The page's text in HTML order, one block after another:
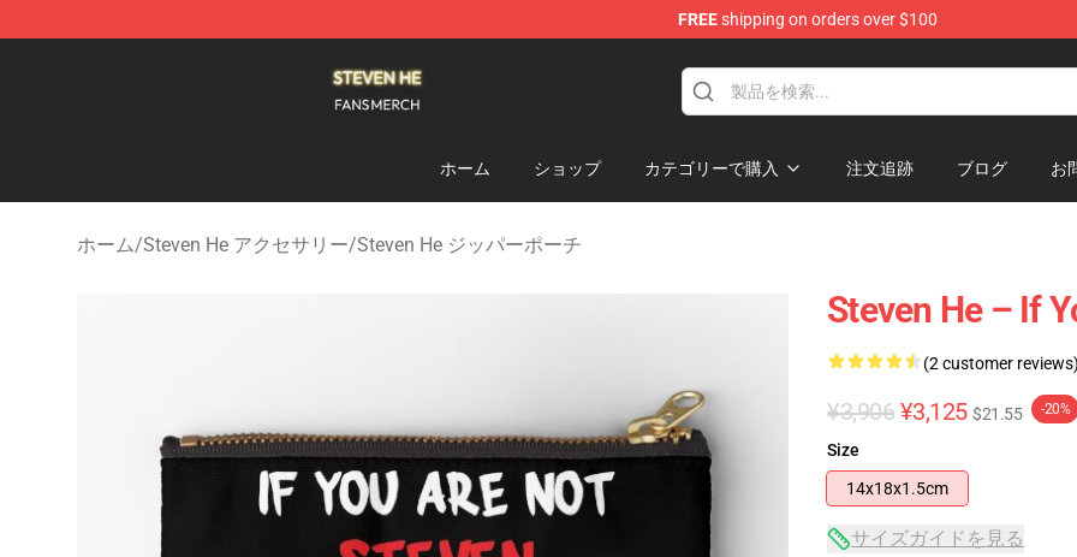
FREEshipping on orders over $100
ホーム ショップ カテゴリーで購入 注文追跡 ブログ お
ホーム/Steven He アクセサリー/Steven He ジッパーポーチ
Steven He – If
(2 customer reviews)
¥3,906 ¥3,125 $21.55 -20%
Size
14x18x1.5cm
サイズガイドを見る